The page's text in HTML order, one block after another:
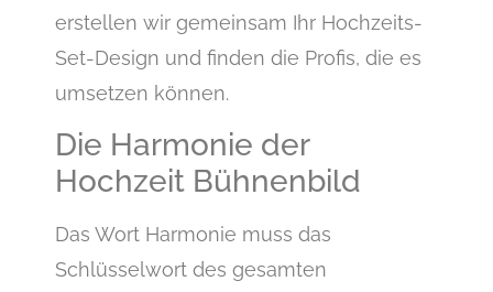
erstellen wir gemeinsam Ihr Hochzeits-
Set-Design und finden die Profis, die es
umsetzen können.
Die Harmonie der
Hochzeit Bühnenbild
Das Wort Harmonie muss das
Schlüsselwort des gesamten